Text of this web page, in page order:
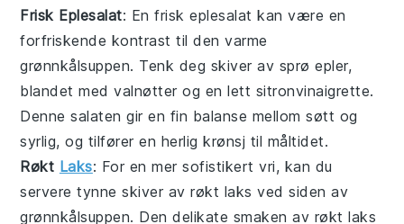
Frisk Eplesalat: En friskeplesalat kan være en
forfriskende kontrast til den varme
grønnkålsuppen. Tenk deg skiver av sprøepler,
blandet medvalnøtter og en lett sitronvinaigrette.
Denne salaten gir en fin balanse mellom søtt og
syrlig, og tilfører en herlig krønsj til måltidet.
Røkt Laks: For en mer sofistikert vri, kan du
servere tynne skiver avrøkt laks ved siden av
grønnkålsuppen. Den delikate smaken av røkt laks